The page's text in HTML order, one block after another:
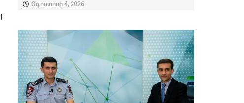
Օգոստոսի 4, 2026